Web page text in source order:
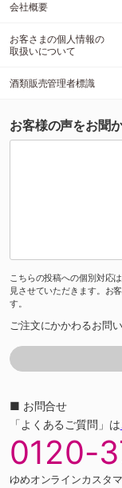
会社概要
お客さまの個人情報の
取扱いについて
酒類販売管理者標識
お客様の声をお聞
こちらの投稿への個別対応
見させていただきます。お
す。
ご注文にかかわるお問
■ お問合せ
「よくあるご質問」は
0120-
ゆめオンラインカスタ